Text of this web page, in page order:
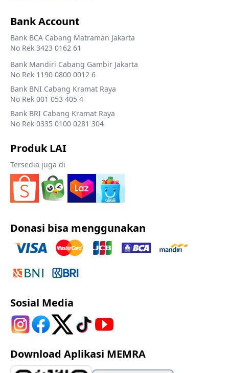
Bank Account
Bank BCA Cabang Matraman Jakarta
No Rek 3423 0162 61
Bank Mandiri Cabang Gambir Jakarta
No Rek 1190 0800 0012 6
Bank BNI Cabang Kramat Raya
No Rek 001 053 405 4
Bank BRI Cabang Kramat Raya
No Rek 0335 0100 0281 304
Produk LAI
Tersedia juga di
Donasi bisa menggunakan
Sosial Media
Download Aplikasi MEMRA